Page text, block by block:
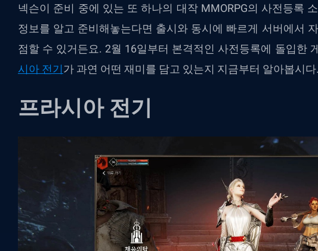
넥슨이 준비 중에 있는 또 하나의 대작 MMORPG의 사전등록
정보를 알고 준비해놓는다면 출시와 동시에 빠르게 서버에서
점할 수 있거든요. 2월 16일부터 본격적인 사전등록에 돌입한
시아 전기가 과연 어떤 재미를 담고 있는지 지금부터 알아봅시다.
프라시아 전기